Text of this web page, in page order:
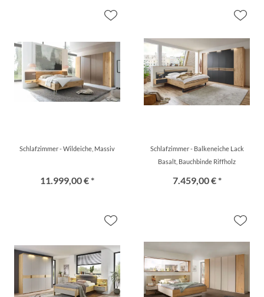
Schlafzimmer - Wildeiche, Massiv
11.999,00 € *
Schlafzimmer - Balkeneiche Lack
Basalt, Bauchbinde Riffholz
7.459,00 € *